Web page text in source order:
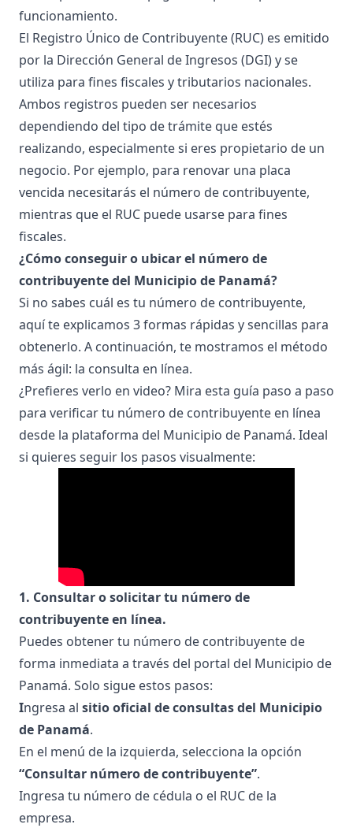
funcionamiento.
El Registro Único de Contribuyente (RUC) es emitido
por la Dirección General de Ingresos (DGI) y se
utiliza para fines fiscales y tributarios nacionales.
Ambos registros pueden ser necesarios
dependiendo del tipo de trámite que estés
realizando, especialmente si eres propietario de un
negocio. Por ejemplo, para renovar una placa
vencida necesitarás el número de contribuyente,
mientras que el RUC puede usarse para fines
fiscales.
¿Cómo conseguir o ubicar el número de
contribuyente del Municipio de Panamá?
Si no sabes cuál es tu número de contribuyente,
aquí te explicamos 3 formas rápidas y sencillas para
obtenerlo. A continuación, te mostramos el método
más ágil: la consulta en línea.
¿Prefieres verlo en video? Mira esta guía paso a paso
para verificar tu número de contribuyente en línea
desde la plataforma del Municipio de Panamá. Ideal
si quieres seguir los pasos visualmente:
1. Consultar o solicitar tu número de
contribuyente en línea.
Puedes obtener tu número de contribuyente de
forma inmediata a través del portal del Municipio de
Panamá. Solo sigue estos pasos:
Ingresa al sitiooficial de consultas del Municipio
de Panamá.
En el menú de la izquierda, selecciona la opción
“Consultar número de contribuyente”.
Ingresa tu número de cédula o el RUC de la
empresa.